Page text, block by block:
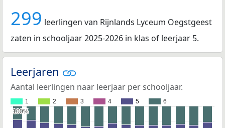
299 leerlingen van Rijnlands Lyceum Oegstgeest
zaten in schooljaar 2025-2026 in klas of leerjaar 5.
Leerjaren
Aantal leerlingen naar leerjaar per schooljaar.
1 2 3 4 5 6
100%
100%